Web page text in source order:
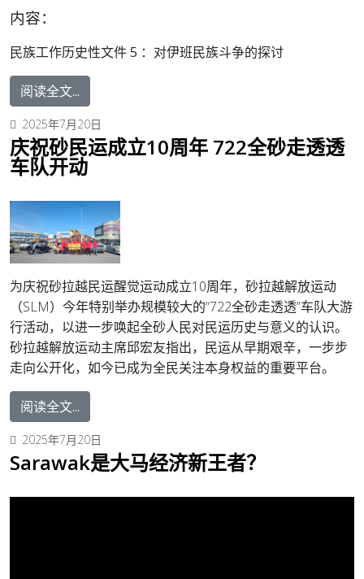
内容：
民族工作历史性文件 5 ： 对伊班民族斗争的探讨
阅读全文...
2025年7月20日
庆祝砂民运成立10周年 722全砂走透透
车队开动
为庆祝砂拉越民运醒觉运动成立10周年，砂拉越解放运动
（SLM）今年特别举办规模较大的“722全砂走透透”车队大游
行活动，以进一步唤起全砂人民对民运历史与意义的认识。
砂拉越解放运动主席邱宏友指出，民运从早期艰辛，一步步
走向公开化，如今已成为全民关注本身权益的重要平台。
阅读全文...
2025年7月20日
Sarawak是大马经济新王者？